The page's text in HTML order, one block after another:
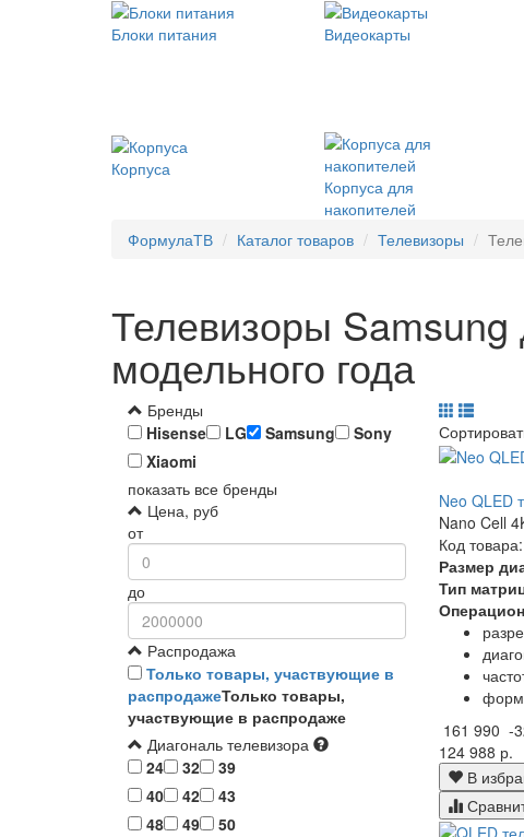
Блоки питания
Видеокарты
Корпуса
Корпуса для
накопителей
ФормулаТВ Каталог товаров Телевизоры
Телевизоры
модельного года
Бренды
Hisense
LG Samsung
Sony
Xiaomi
показать все бренды
Цена, руб
от
до
Распродажа
Только товары, участвующие в
распродажеТолько товары,
участвующие в распродаже
Диагональ телевизора
24
32
39
40
42
43
48
49
50
Neo QLED
Nano Cell
Код
Размер
Тип
161 990 -
124 988 р.
В